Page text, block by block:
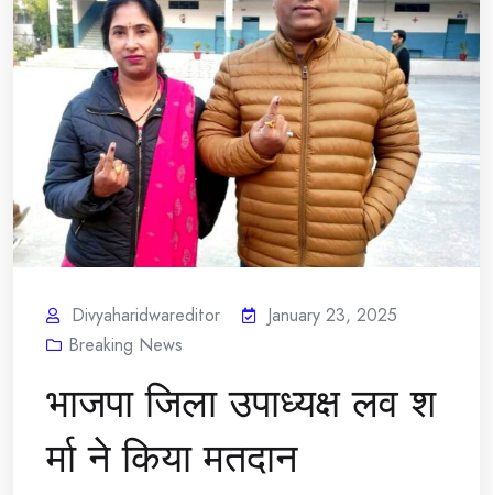
Divyaharidwareditor
January 23, 2025
Breaking News
भाजपा जिला उपाध्यक्ष लव श
र्मा ने किया मतदान